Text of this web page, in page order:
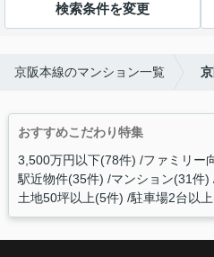
検索条件を変更
京阪本線のマンション一覧
おすすめこだわり特集
3,500万円以下(78件) ファミリー
駅近物件(35件) マンション(31件)
土地50坪以上(5件) 駐車場2台以